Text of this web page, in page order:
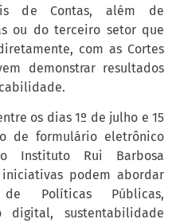
de Contas, além de
ou do terceiro setor que
com as Cortes
demonstrar resultados
os dias 1º de julho e 15
de formulário eletrônico
Instituto Rui Barbosa
podem abordar
Políticas Públicas,
digital, sustentabilidade